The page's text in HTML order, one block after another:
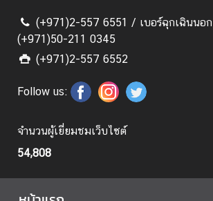
ก
า
ร
เ
ก
ตั้
(+971)2-557 6551 / เบอร์ฉุกเฉินนอก
(+971)50-211 0345
(+971)2-557 6552
Follow us:
จำนวนผู้เยี่ยมชมเว็บไซต์
54,808